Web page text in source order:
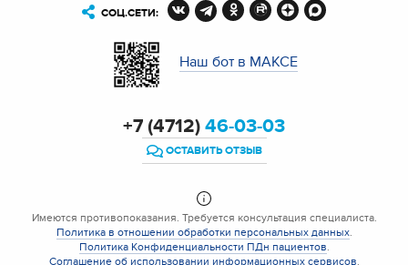
СОЦ.СЕТИ:
Наш бот в МАКСЕ
+7 (4712)46-03-03
ОСТАВИТЬ ОТЗЫВ
Имеются противопоказания. Требуется консультация специалиста.
Политика в отношении обработки персональных данных.
Политика Конфиденциальности ПДн пациентов.
Соглашение об использовании информационных сервисов.